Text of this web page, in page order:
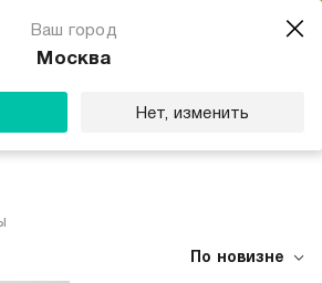
Ваш город
Москва
Нет, изменить
По новизне
одежды для тебя